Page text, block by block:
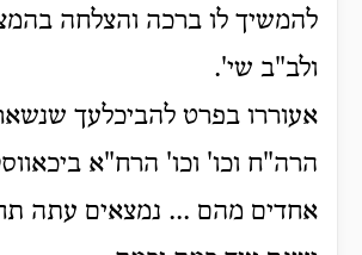
להמשיך לו ברכה והצלחה
ולב"ב שי'.
אעוררו בפרט להביכלעך
הרה"ח וכו' וכו' הרח"א
אחדים מהם ... נמצאים עתה